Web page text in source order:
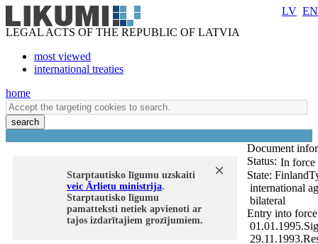
LEGAL ACTS OF THE REPUBLIC OF LATVIA
most viewed
international treaties
LV EN
home
search
Starptautisko līgumu uzskaiti
veic Ārlietu ministrija.
Starptautisko līgumu
pamatteksti netiek apvienoti ar
tajos izdarītajiem grozījumiem.
Document
Status: In force
State: Finland
international
bilateral
Entry into
01.01.1995.
29.11.1993.